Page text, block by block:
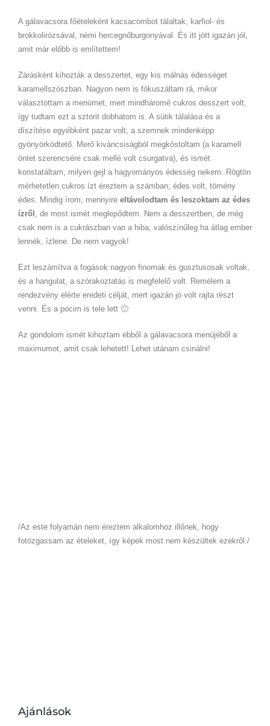
A gálavacsora főételeként kacsacombot tálaltak, karfiol- és
brokkolirózsával, némi hercegnőburgonyával. És itt jött igazán jól,
amit már előbb is említettem!
Zárásként kihozták a desszertet, egy kis málnás édességet
karamellszószban. Nagyon nem is fókuszáltam rá, mikor
választottam a menümet, mert mindháromé cukros desszert volt,
így tudtam ezt a sztorit dobhatom is. A sütik tálalása és a
díszítése egyébként pazar volt, a szemnek mindenképp
gyönyörködtető. Merő kiváncsiságból megkóstoltam (a karamell
öntet szerencsére csak mellé volt csurgatva), és ismét
konstatáltam, milyen gejl a hagyományos édesség nekem. Rögtön
mérhetetlen cukros ízt éreztem a számban; édes volt, tömény
édes. Mindig írom, mennyireeltávolodtam és leszoktam az édes
ízről , de most ismét meglepődtem. Nem a desszertben, de még
csak nem is a cukrászban van a hiba, valószínűleg ha átlag ember
lennék, ízlene. De nem vagyok!
Ezt leszámítva a fogások nagyon finomak és gusztusosak voltak,
és a hangulat, a szórakoztatás is megfelelő volt. Remélem a
rendezvény elérte eredeti célját, mert igazán jó volt rajta részt
venni. És a pocim is tele lett 🙂
Az gondolom ismét kihoztam ebből a gálavacsora menüjéből a
maximumot, amit csak lehetett! Lehet utánam csinálni!
/Az este folyamán nem éreztem alkalomhoz illőnek, hogy
fotózgassam az ételeket, így képek most nem készültek ezekről./
Ajánlások